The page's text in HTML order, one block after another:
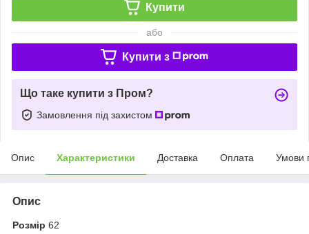
Купити
або
Купити з
Що таке купити з Пром?
Замовлення під захистом
Опис Характеристики Доставка Оплата Умови
Опис
Розмір 62